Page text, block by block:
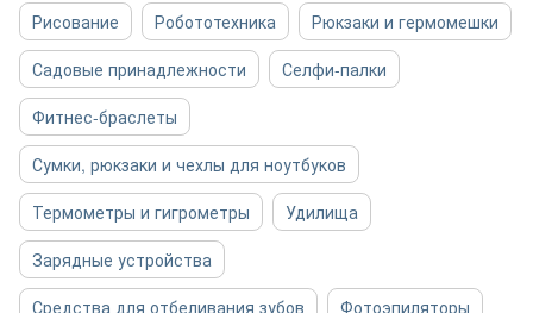
Рисование
Робототехника
Рюкзаки и гермомешки
Садовые принадлежности
Селфи-палки
Фитнес-браслеты
Сумки, рюкзаки и чехлы для ноутбуков
Термометры и гигрометры
Удилища
Зарядные устройства
Средства для отбеливания зубов
Фотоэпиляторы